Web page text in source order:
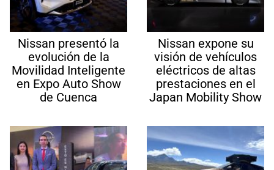
Nissan presentó la
evolución de la
Movilidad Inteligente
en Expo Auto Show
de Cuenca
Nissan expone su
visión de vehículos
eléctricos de altas
prestaciones en el
Japan Mobility Show